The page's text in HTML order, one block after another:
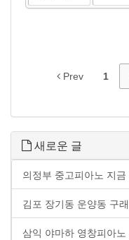
Prev 1
새로운 글
의정부 중고피아노 지금
김포 장기동 운양동 구
삼익 야마하 영창피아노